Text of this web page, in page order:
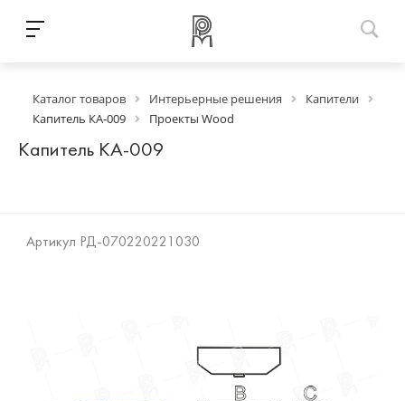
Каталог товаров Интерьерные решения
Капители
Капитель КА-009
Проекты Wood
Капитель КА-009
Артикул РД-070220221030